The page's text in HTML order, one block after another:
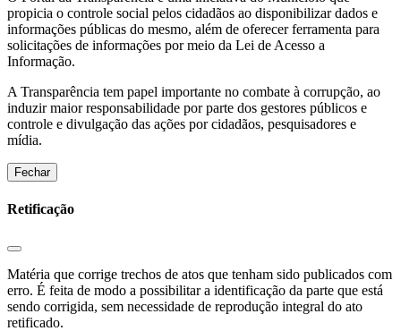
propicia o controle social pelos cidadãos ao disponibilizar dados e
informações públicas do mesmo, além de oferecer ferramenta para
solicitações de informações por meio da Lei de Acesso a
Informação.
A Transparência tem papel importante no combate à corrupção, ao
induzir maior responsabilidade por parte dos gestores públicos e
controle e divulgação das ações por cidadãos, pesquisadores e
mídia.
Fechar
Retificação
Matéria que corrige trechos de atos que tenham sido publicados com
erro. É feita de modo a possibilitar a identificação da parte que está
sendo corrigida, sem necessidade de reprodução integral do ato
retificado.